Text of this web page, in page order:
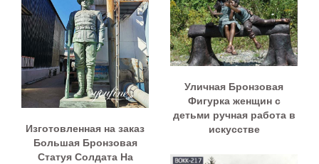
Изготовленная на заказ
Большая Бронзовая
Статуя Солдата На
Уличная Бронзовая
Фигурка женщин с
детьми ручная работа в
искусстве